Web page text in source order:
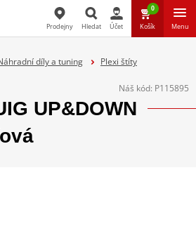
Prodejny Hledat Účet
0
Košík Menu
díly a tuning
Plexi štíty
Náš kód: P115895
UP&DOWN